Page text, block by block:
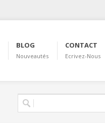
BLOG
Nouveautés
CONTACT
Ecrivez-Nous
Formulaire de
recherche
Rechercher